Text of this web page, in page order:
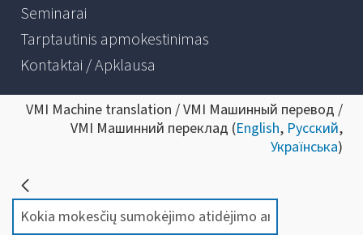
Seminarai
Tarptautinis apmokestinimas
Kontaktai / Apklausa
VMI Machine translation / VMI Машинный перевод /
VMI Машинний переклад (English, Русский,
Українська)